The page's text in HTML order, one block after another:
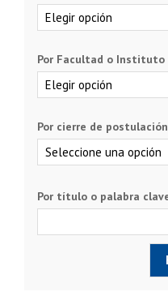
Por Facultad o Instituto
Por cierre de postulación
Por título o palabra